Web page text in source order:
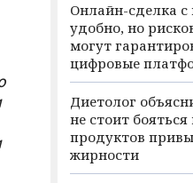
Онлайн-сделка с
удобно, но
могут
цифровые
Диетолог
не стоит
продуктов
жирности